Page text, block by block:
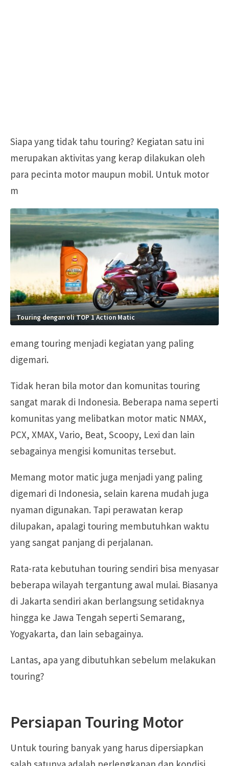
Siapa yang tidak tahu touring? Kegiatan satu ini
merupakan aktivitas yang kerap dilakukan oleh
para pecinta motor maupun mobil. Untuk motor
m
Touring dengan oli TOP 1 Action Matic
emang touring menjadi kegiatan yang paling
digemari.
Tidak heran bila motor dan komunitas touring
sangat marak di Indonesia. Beberapa nama seperti
komunitas yang melibatkan motor matic NMAX,
PCX, XMAX, Vario, Beat, Scoopy, Lexi dan lain
sebagainya mengisi komunitas tersebut.
Memang motor matic juga menjadi yang paling
digemari di Indonesia, selain karena mudah juga
nyaman digunakan. Tapi perawatan kerap
dilupakan, apalagi touring membutuhkan waktu
yang sangat panjang di perjalanan.
Rata-rata kebutuhan touring sendiri bisa menyasar
beberapa wilayah tergantung awal mulai. Biasanya
di Jakarta sendiri akan berlangsung setidaknya
hingga ke Jawa Tengah seperti Semarang,
Yogyakarta, dan lain sebagainya.
Lantas, apa yang dibutuhkan sebelum melakukan
touring?
Persiapan Touring Motor
Untuk touring banyak yang harus dipersiapkan